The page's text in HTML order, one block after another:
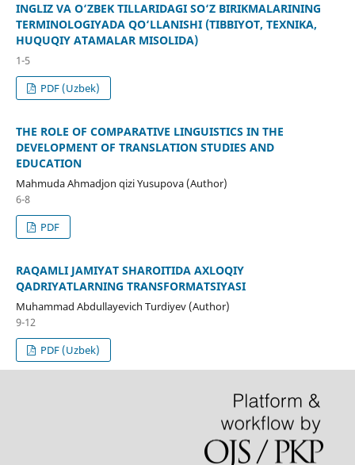
INGLIZ VA O‘ZBEK TILLARIDAGI SO‘Z BIRIKMALARINING
TERMINOLOGIYADA QO‘LLANISHI (TIBBIYOT, TEXNIKA,
HUQUQIY ATAMALAR MISOLIDA)
1-5
PDF (Uzbek)
THE ROLE OF COMPARATIVE LINGUISTICS IN THE
DEVELOPMENT OF TRANSLATION STUDIES AND
EDUCATION
Mahmuda Ahmadjon qizi Yusupova (Author)
6-8
PDF
RAQAMLI JAMIYAT SHAROITIDA AXLOQIY
QADRIYATLARNING TRANSFORMATSIYASI
Muhammad Abdullayevich Turdiyev (Author)
9-12
PDF (Uzbek)